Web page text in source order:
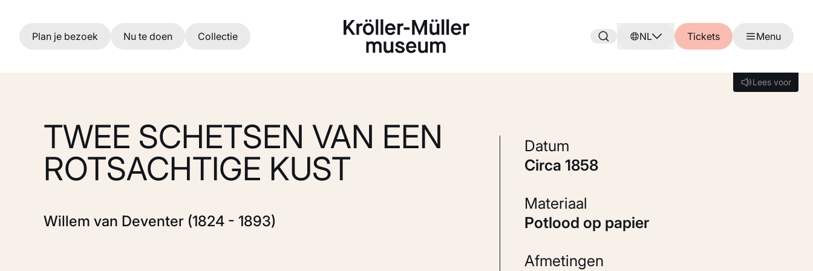
Ga naar hoofdinhoud
Plan je bezoek Nu te doen Collectie NL Tickets Menu
Lees voor
Lees voor
TWEE SCHETSEN VAN EEN
ROTSACHTIGE KUST
Willem van Deventer (1824 - 1893)
Datum
circa 1858
Materiaal
Potlood op papier
Afmetingen